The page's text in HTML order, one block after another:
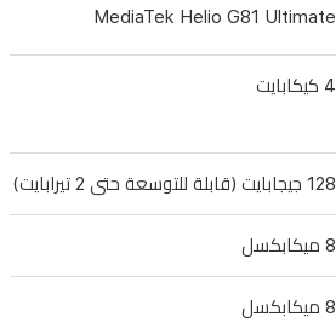
MediaTek Helio G81 Ultimate
4 كيكابايت
128 جيجابايت (قابلة للتوسعة حتى 2 تيرابايت)
8 ميكابكسل
8 ميكابكسل